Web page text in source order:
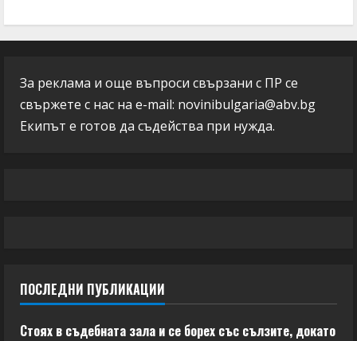
За реклама и още въпроси свързани с ПР се
свържете с нас на e-mail: novinibulgaria@abv.bg
Екипът е готов да съдейства при нужда.
ПОСЛЕДНИ ПУБЛИКАЦИИ
Стоях в съдебната зала и се борех със сълзите, докато